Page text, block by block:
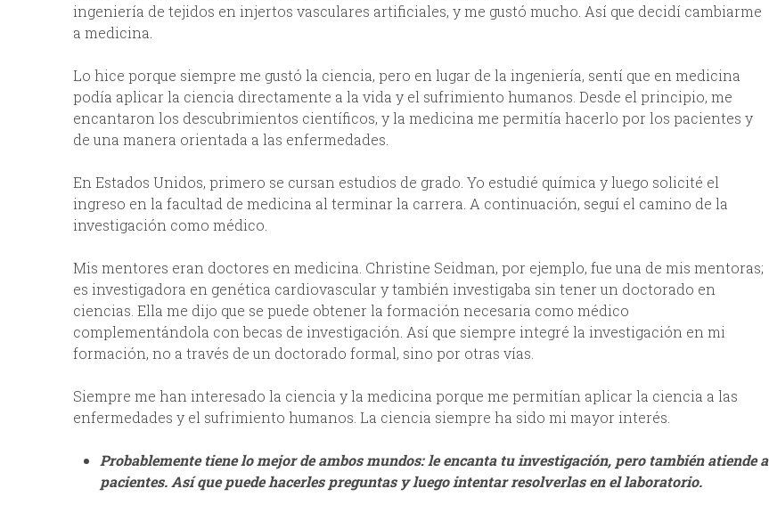
ingeniería de tejidos en injertos vasculares artificiales, y me gustó mucho. Así que decidí cambiarme
a medicina.
Lo hice porque siempre me gustó la ciencia, pero en lugar de la ingeniería, sentí que en medicina
podía aplicar la ciencia directamente a la vida y el sufrimiento humanos. Desde el principio, me
encantaron los descubrimientos científicos, y la medicina me permitía hacerlo por los pacientes y
de una manera orientada a las enfermedades.
En Estados Unidos, primero se cursan estudios de grado. Yo estudié química y luego solicité el
ingreso en la facultad de medicina al terminar la carrera. A continuación, seguí el camino de la
investigación como médico.
Mis mentores eran doctores en medicina. Christine Seidman, por ejemplo, fue una de mis mentoras;
es investigadora en genética cardiovascular y también investigaba sin tener un doctorado en
ciencias. Ella me dijo que se puede obtener la formación necesaria como médico
complementándola con becas de investigación. Así que siempre integré la investigación en mi
formación, no a través de un doctorado formal, sino por otras vías.
Siempre me han interesado la ciencia y la medicina porque me permitían aplicar la ciencia a las
enfermedades y el sufrimiento humanos. La ciencia siempre ha sido mi mayor interés.
Probablemente tiene lo mejor de ambos mundos: le encanta tu investigación, pero también atiende a
pacientes. Así que puede hacerles preguntas y luego intentar resolverlas en el laboratorio.